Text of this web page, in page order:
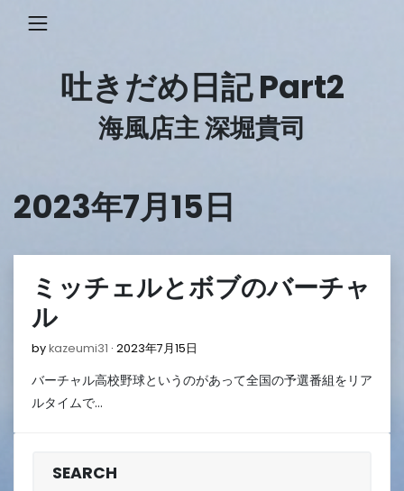
吐きだめ日記 Part2
海風店主 深堀貴司
2023年7月15日
ミッチェルとボブのバーチャ
ル
bykazeumi31 2023年7月15日
7
バーチャル高校野球というのがあって全国の予選番組をリア
ルタイムで…
SEARCH